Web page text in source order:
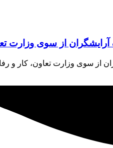
از سوی وزارت
کار و رفاه اجتماعی تاریخ نامه: ۱۴۰۵/۰۳/